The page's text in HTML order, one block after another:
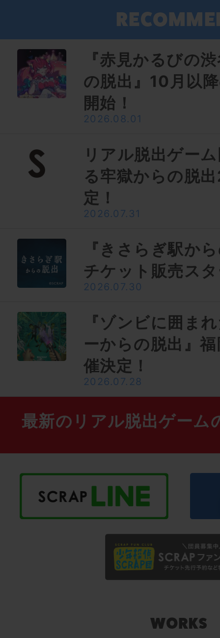
『赤見かるびの
の脱出』10月以
開始！
2026.08.01
リアル脱出ゲー
る牢獄からの脱
定！
2026.07.31
『きさらぎ駅か
チケット販売ス
2026.07.30
『ゾンビに囲ま
ーからの脱出』
催決定！
2026.07.28
最新のリアル脱出ゲーム